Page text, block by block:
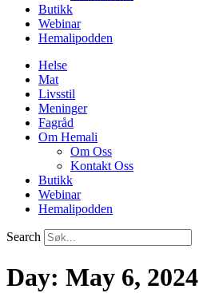
Butikk
Webinar
Hemalipodden
Helse
Mat
Livsstil
Meninger
Fagråd
Om Hemali
Om Oss
Kontakt Oss
Butikk
Webinar
Hemalipodden
Search
Day: May 6, 2024